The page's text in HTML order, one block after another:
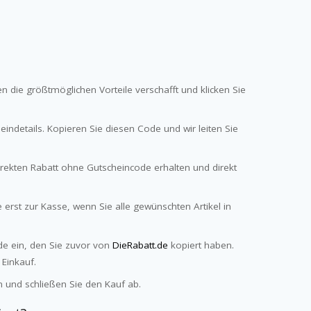
die größtmöglichen Vorteile verschafft und klicken Sie
Kopieren Sie diesen Code und wir leiten Sie
Rabatt ohne Gutscheincode erhalten und direkt
zur Kasse, wenn Sie alle gewünschten Artikel in
ein, den Sie zuvor vonDieRabatt.de kopiert haben.
schließen Sie den Kauf ab.